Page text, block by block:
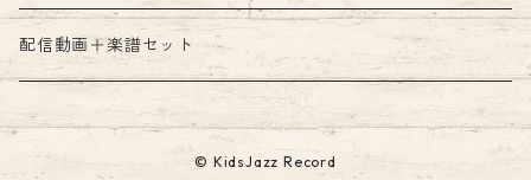
お手軽MP3 300円
高音質WAV500円
お手軽MP3 300円
マ行〜ヤ行のお名前
ラ行〜ワ行のお名前
配信動画＋楽譜セット
© KidsJazz Record